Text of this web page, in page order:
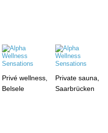
Privé wellness,
Belsele
Private sauna,
Saarbrücken